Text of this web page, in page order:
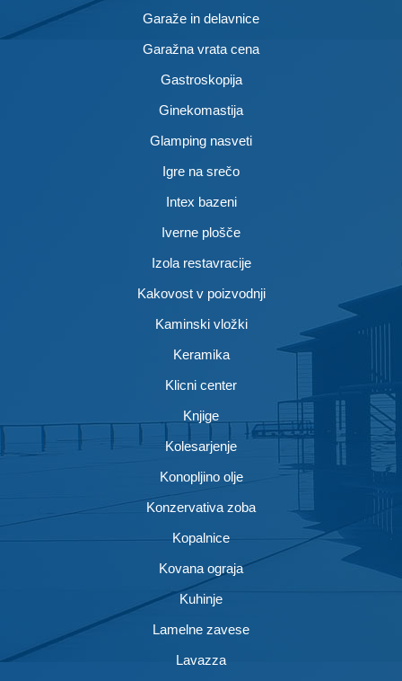
Garaže in delavnice
Garažna vrata cena
Gastroskopija
Ginekomastija
Glamping nasveti
Igre na srečo
Intex bazeni
Iverne plošče
Izola restavracije
Kakovost v poizvodnji
Kaminski vložki
Keramika
Klicni center
Knjige
Kolesarjenje
Konopljino olje
Konzervativa zoba
Kopalnice
Kovana ograja
Kuhinje
Lamelne zavese
Lavazza